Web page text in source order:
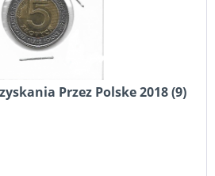
Przez Polske 2018 (9)